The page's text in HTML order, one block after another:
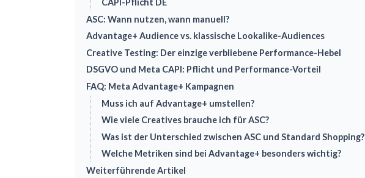
CAPI-Pflicht DE
ASC: Wann nutzen, wann manuell?
Advantage+ Audience vs. klassische Lookalike-Audiences
Creative Testing: Der einzige verbliebene Performance-Hebel
DSGVO und Meta CAPI: Pflicht und Performance-Vorteil
FAQ: Meta Advantage+ Kampagnen
Muss ich auf Advantage+ umstellen?
Wie viele Creatives brauche ich für ASC?
Was ist der Unterschied zwischen ASC und Standard Shopping?
Welche Metriken sind bei Advantage+ besonders wichtig?
Weiterführende Artikel